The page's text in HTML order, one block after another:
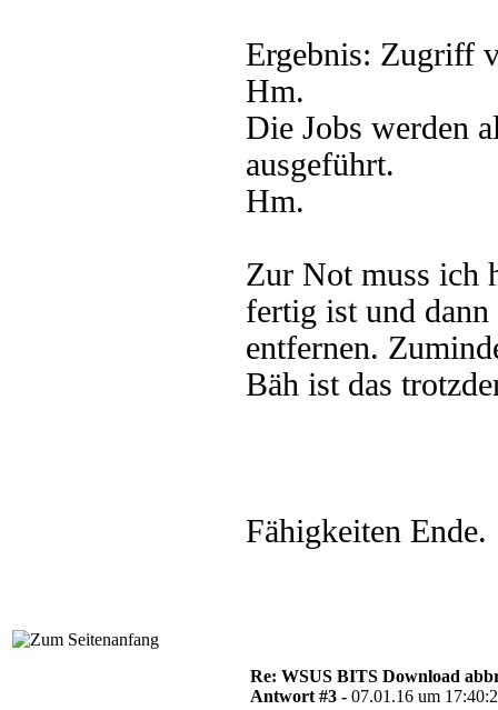
Ergebnis: Zugriff
Hm.
Die Jobs werden
ausgeführt.
Hm.
Zur Not muss ich
fertig ist und
entfernen.
Bäh ist das
Fähigkeiten Ende.
Re: WSUS BITS Download
Antwort #3 - 07.01.16 um